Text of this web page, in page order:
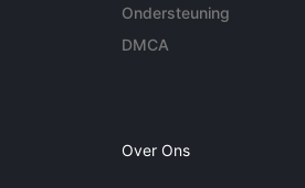
Ondersteuning
DMCA
Over Ons